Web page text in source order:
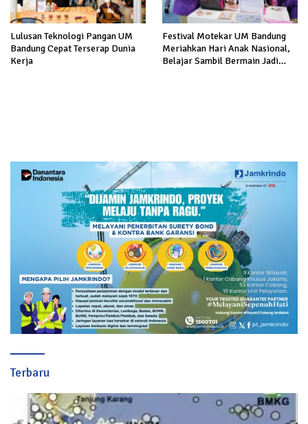
Lulusan Teknologi Pangan UM
Bandung Cepat Terserap Dunia
Kerja
Festival Motekar UM Bandung
Meriahkan Hari Anak Nasional,
Belajar Sambil Bermain Jadi
Terbaru